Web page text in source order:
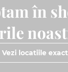
în
Vezi locatiile